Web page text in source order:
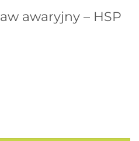
awaryjny – HSP